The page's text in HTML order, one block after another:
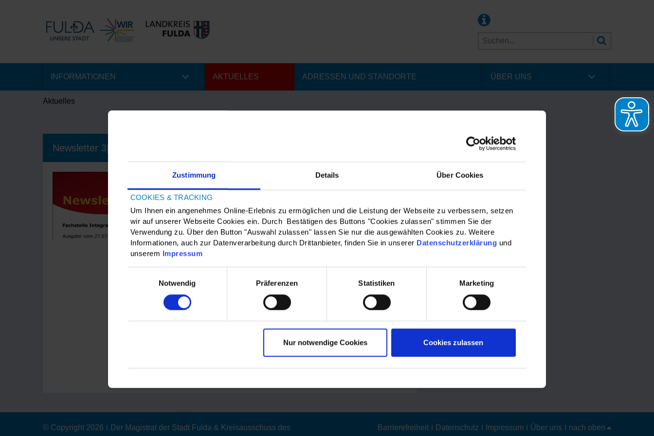
Zustimmung Details Über Cookies
COOKIES & TRACKING
Um Ihnen ein angenehmes Online-Erlebnis zu ermöglichen und die Leistung der Webseite zu verbessern, setzen
wir auf unserer Webseite Cookies ein. Durch Bestätigen des Buttons "Cookies zulassen" stimmen Sie der
Verwendung zu. Über den Button "Auswahl zulassen" lassen Sie nur die ausgewählten Cookies zu. Weitere
Informationen, auch zur Datenverarbeitung durch Drittanbieter, finden Sie in unserer Datenschutzerklärung und
unserem Impressum
Notwendig
Präferenzen Statistiken Marketing
Nur notwendige Cookies Cookies zulassen
INFORMATIONEN AKTUELLES ADRESSEN UND STANDORTE ÜBER UNS
Aktuelles
Newsletter 3|2021 der Fachstelle Vielfalt und Teilhabe der Stadt Fulda
27.07.2021 Begegnung und Freizeit
Anbei finden Sie den dritten Newsletter der Fachstelle Vielfalt und
Teilhabe mit Informationen unserer täglichen Arbeit und der
Fuldaer Integrationslandschaft. Es wurden große Veranstaltungen,
wie das Forum Integration und die Interkulturelle Woche organisiert
und vorbereitet, die im September stattfinden werden. Wir freuen
uns auf Ihre Teilnahme!
An- und Abmeldung zum Newsletter
© Copyright 2026 | Der Magistrat der Stadt Fulda & Kreisausschuss des
Barrierefreiheit | Datenschutz | Impressum | Über uns | nach oben